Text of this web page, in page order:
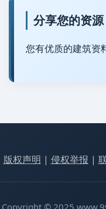
分享您的资源
您有优质的建筑资
版权声明 | 侵权举报 |
Copyright © 2025